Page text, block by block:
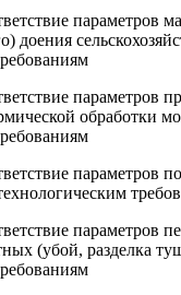
параметров
доения
параметров
обработки
параметров
параметров
(убой, разделка